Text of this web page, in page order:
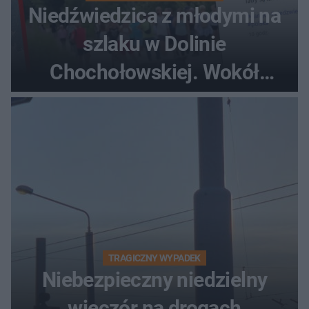
Niedźwiedzica z młodymi na
szlaku w Dolinie
Chochołowskiej. Wokół
TRAGICZNY WYPADEK
Niebezpieczny niedzielny